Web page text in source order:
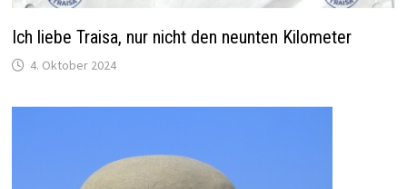
Ich liebe Traisa, nur nicht den neunten Kilometer
4. Oktober 2024